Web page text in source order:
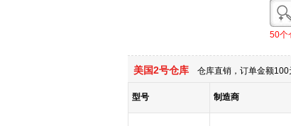
50个
美国2号仓库 仓库直销，订单金额100
型号 制造商